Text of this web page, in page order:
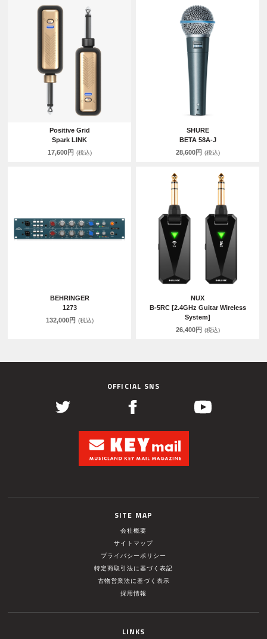
Positive Grid
Spark LINK
17,600円 (税込)
SHURE
BETA 58A-J
28,600円 (税込)
BEHRINGER
1273
132,000円 (税込)
NUX
B-5RC [2.4GHz Guitar Wireless
System]
26,400円 (税込)
OFFICIAL SNS
SITE MAP
会社概要
サイトマップ
プライバシーポリシー
特定商取引法に基づく表記
古物営業法に基づく表示
採用情報
LINKS